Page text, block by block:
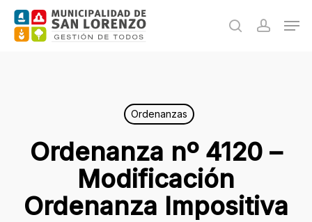
Skip
search
Ordenanzas
Ordenanza nº 4120 –
Modificación
Ordenanza Impositiva